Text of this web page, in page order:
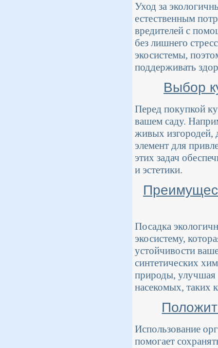
Уход за
естественным
вредителей с
без лишнего
экосистемы,
поддерживать
Выбор
Перед покупкой
вашем саду.
живых изгородей,
элемент для
этих задач
и эстетики.
Посадка
экосистему,
устойчивости
синтетических
природы, улучшая
насекомых, таких
Использование
помогает